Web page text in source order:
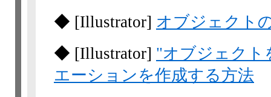
◆ [Illustrator] オブジェクト
◆ [Illustrator] "オブジェクト
エーションを作成する方法